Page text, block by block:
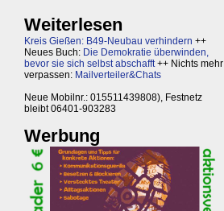
Weiterlesen
Kreis Gießen: B49-Neubau verhindern ++
Neues Buch: Die Demokratie überwinden,
bevor sie sich selbst abschafft++ Nichts mehr
verpassen: Mailverteiler&Chats
Neue Mobilnr.: 015511439808), Festnetz
bleibt 06401-903283
Werbung